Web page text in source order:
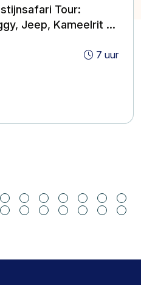
Tour:
Jeep, Kameelrit &
7 uur